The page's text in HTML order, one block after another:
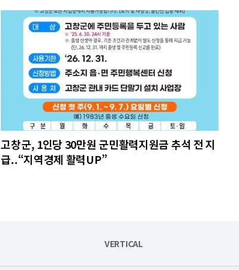
고창군, 1인당 30만원 군민활력지원금 추석 전 지
급..“지역경제 활력UP”
VERTICAL